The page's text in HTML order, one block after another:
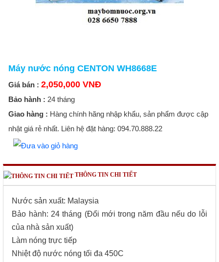
Máy nước nóng CENTON WH8668E
Giá bán : 2,050,000 VNĐ
Bảo hành : 24 tháng
Giao hàng : Hàng chính hãng nhập khẩu, sản phẩm được cập
nhật giá rẻ nhất. Liên hệ đặt hàng: 094.70.888.22
THÔNG TIN CHI TIẾT
Nước sản xuất: Malaysia
Bảo hành: 24 tháng (Đổi mới trong năm đầu nếu do lỗi
của nhà sản xuất)
Làm nóng trực tiếp
Nhiệt độ nước nóng tối đa 450C